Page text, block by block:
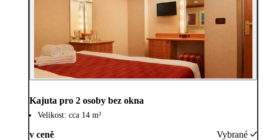
Kajuta pro 2 osoby bez okna
Velikost: cca 14 m²
v ceně Vybrané